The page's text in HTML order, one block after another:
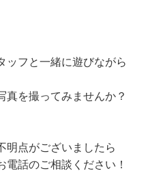
ッフと一緒に遊びながら
真を撮ってみませんか？
明点がございましたら
電話のご相談ください！